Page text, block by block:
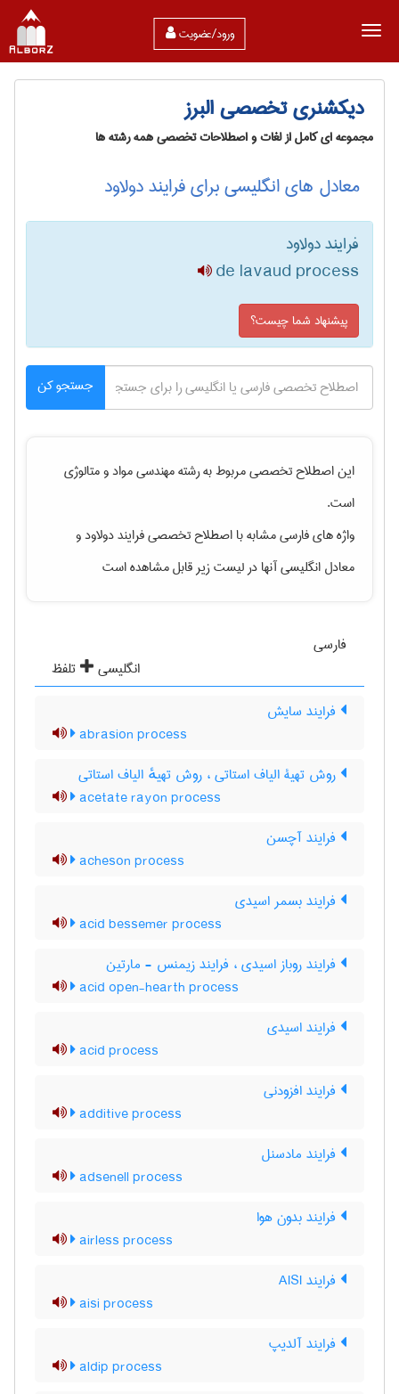
ورود/عضویت
دیکشنری تخصصی البرز
مجموعه ای کامل از لغات و اصطلاحات تخصصی همه رشته ها
معادل های انگلیسی برای فرایند دولاود
فرایند دولاود
de lavaud process
پیشنهاد شما چیست؟
جستجو کن
این اصطلاح تخصصی مربوط به رشتهمهندسی مواد و متالوژی
است.
واژه های فارسی مشابه با اصطلاح تخصصیفرایند دولاودو
معادل انگلیسی آنها در لیست زیر قابل مشاهده است
فارسی
انگلیسی
تلفظ
فرایند سایش
abrasion process
روش تهیۀ الیاف استاتی ، روش تهیهٔ الیاف استاتی
acetate rayon process
فرایند آچسن
acheson process
فرایند بسمر اسیدی
acid bessemer process
فرایند روباز اسیدی ، فرایند زیمنس - مارتین
acid open-hearth process
فرایند اسیدی
acid process
فرایند افزودنی
additive process
فرایند مادسنل
adsenell process
فرایند بدون هوا
airless process
فرایند AISI
aisi process
فرایند آلدیپ
aldip process